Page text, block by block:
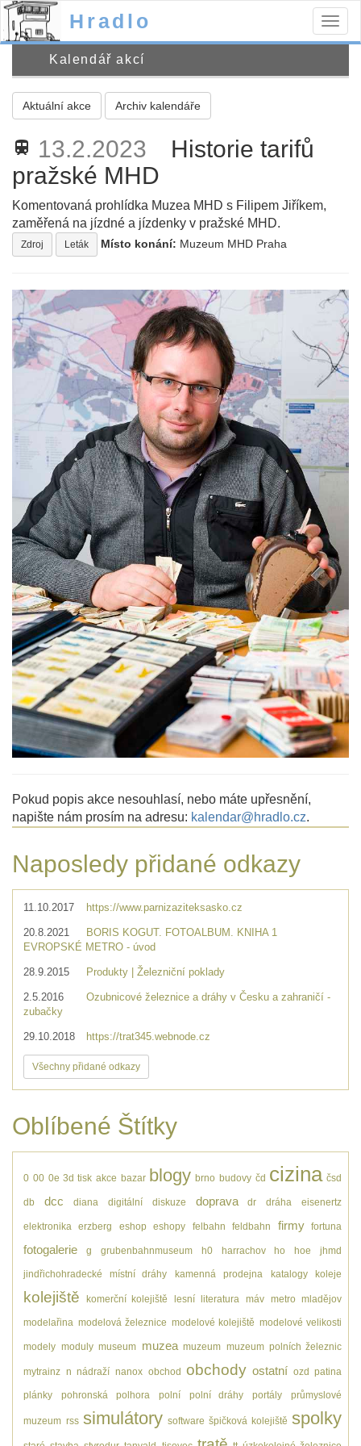
Hradlo
Kalendář akcí
Aktuální akce Archiv kalendáře
train 13.2.2023
Historie tarifů
pražské MHD
Komentovaná prohlídka Muzea MHD s Filipem Jiříkem,
zaměřená na jízdné a jízdenky v pražské MHD.
Zdroj Leták Místo konání: Muzeum MHD Praha
Pokud popis akce nesouhlasí, nebo máte upřesnění,
napište nám prosím na adresu: kalendar@hradlo.cz.
Naposledy přidané odkazy
11.10.2017 https://www.parnizaziteksasko.cz
20.8.2021
BORIS KOGUT. FOTOALBUM. KNIHA 1
EVROPSKÉ METRO - úvod
28.9.2015 Produkty | Železniční poklady
2.5.2016
Ozubnicové železnice a dráhy v Česku a zahraničí -
zubačky
29.10.2018 https://trat345.webnode.cz
Všechny přidané odkazy
Oblíbené Štítky
0 00 0e 3d tisk akce bazar blogy brno budovy čd cizina čsd
db dcc diana digitální diskuze doprava dr dráha eisenertz
elektronika erzberg eshop eshopy felbahn feldbahn firmy fortuna
fotogalerie g grubenbahnmuseum h0 harrachov ho hoe jhmd
jindřichohradecké místní dráhy kamenná prodejna katalogy koleje
kolejiště komerční kolejiště lesní literatura máv metro mladějov
modelařina modelová železnice modelové kolejiště modelové velikosti
modely moduly museum muzea muzeum muzeum polních železnic
mytrainz n nádraží nanox obchod obchody ostatní ozd patina
plánky pohronská polhora polní polní dráhy portály průmyslové
muzeum rss simulátory software špičková kolejiště spolky